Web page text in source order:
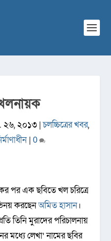
২৬, ২০১৩ |চলচ্চিত্রের খবর,
| 0
পর এক ছবিতে খল চরিত্রে
করছেনঅমিত হাসান।
তিনি মুরাদের পরিচালনায়
মধ্যে লেখা’ নামের ছবির